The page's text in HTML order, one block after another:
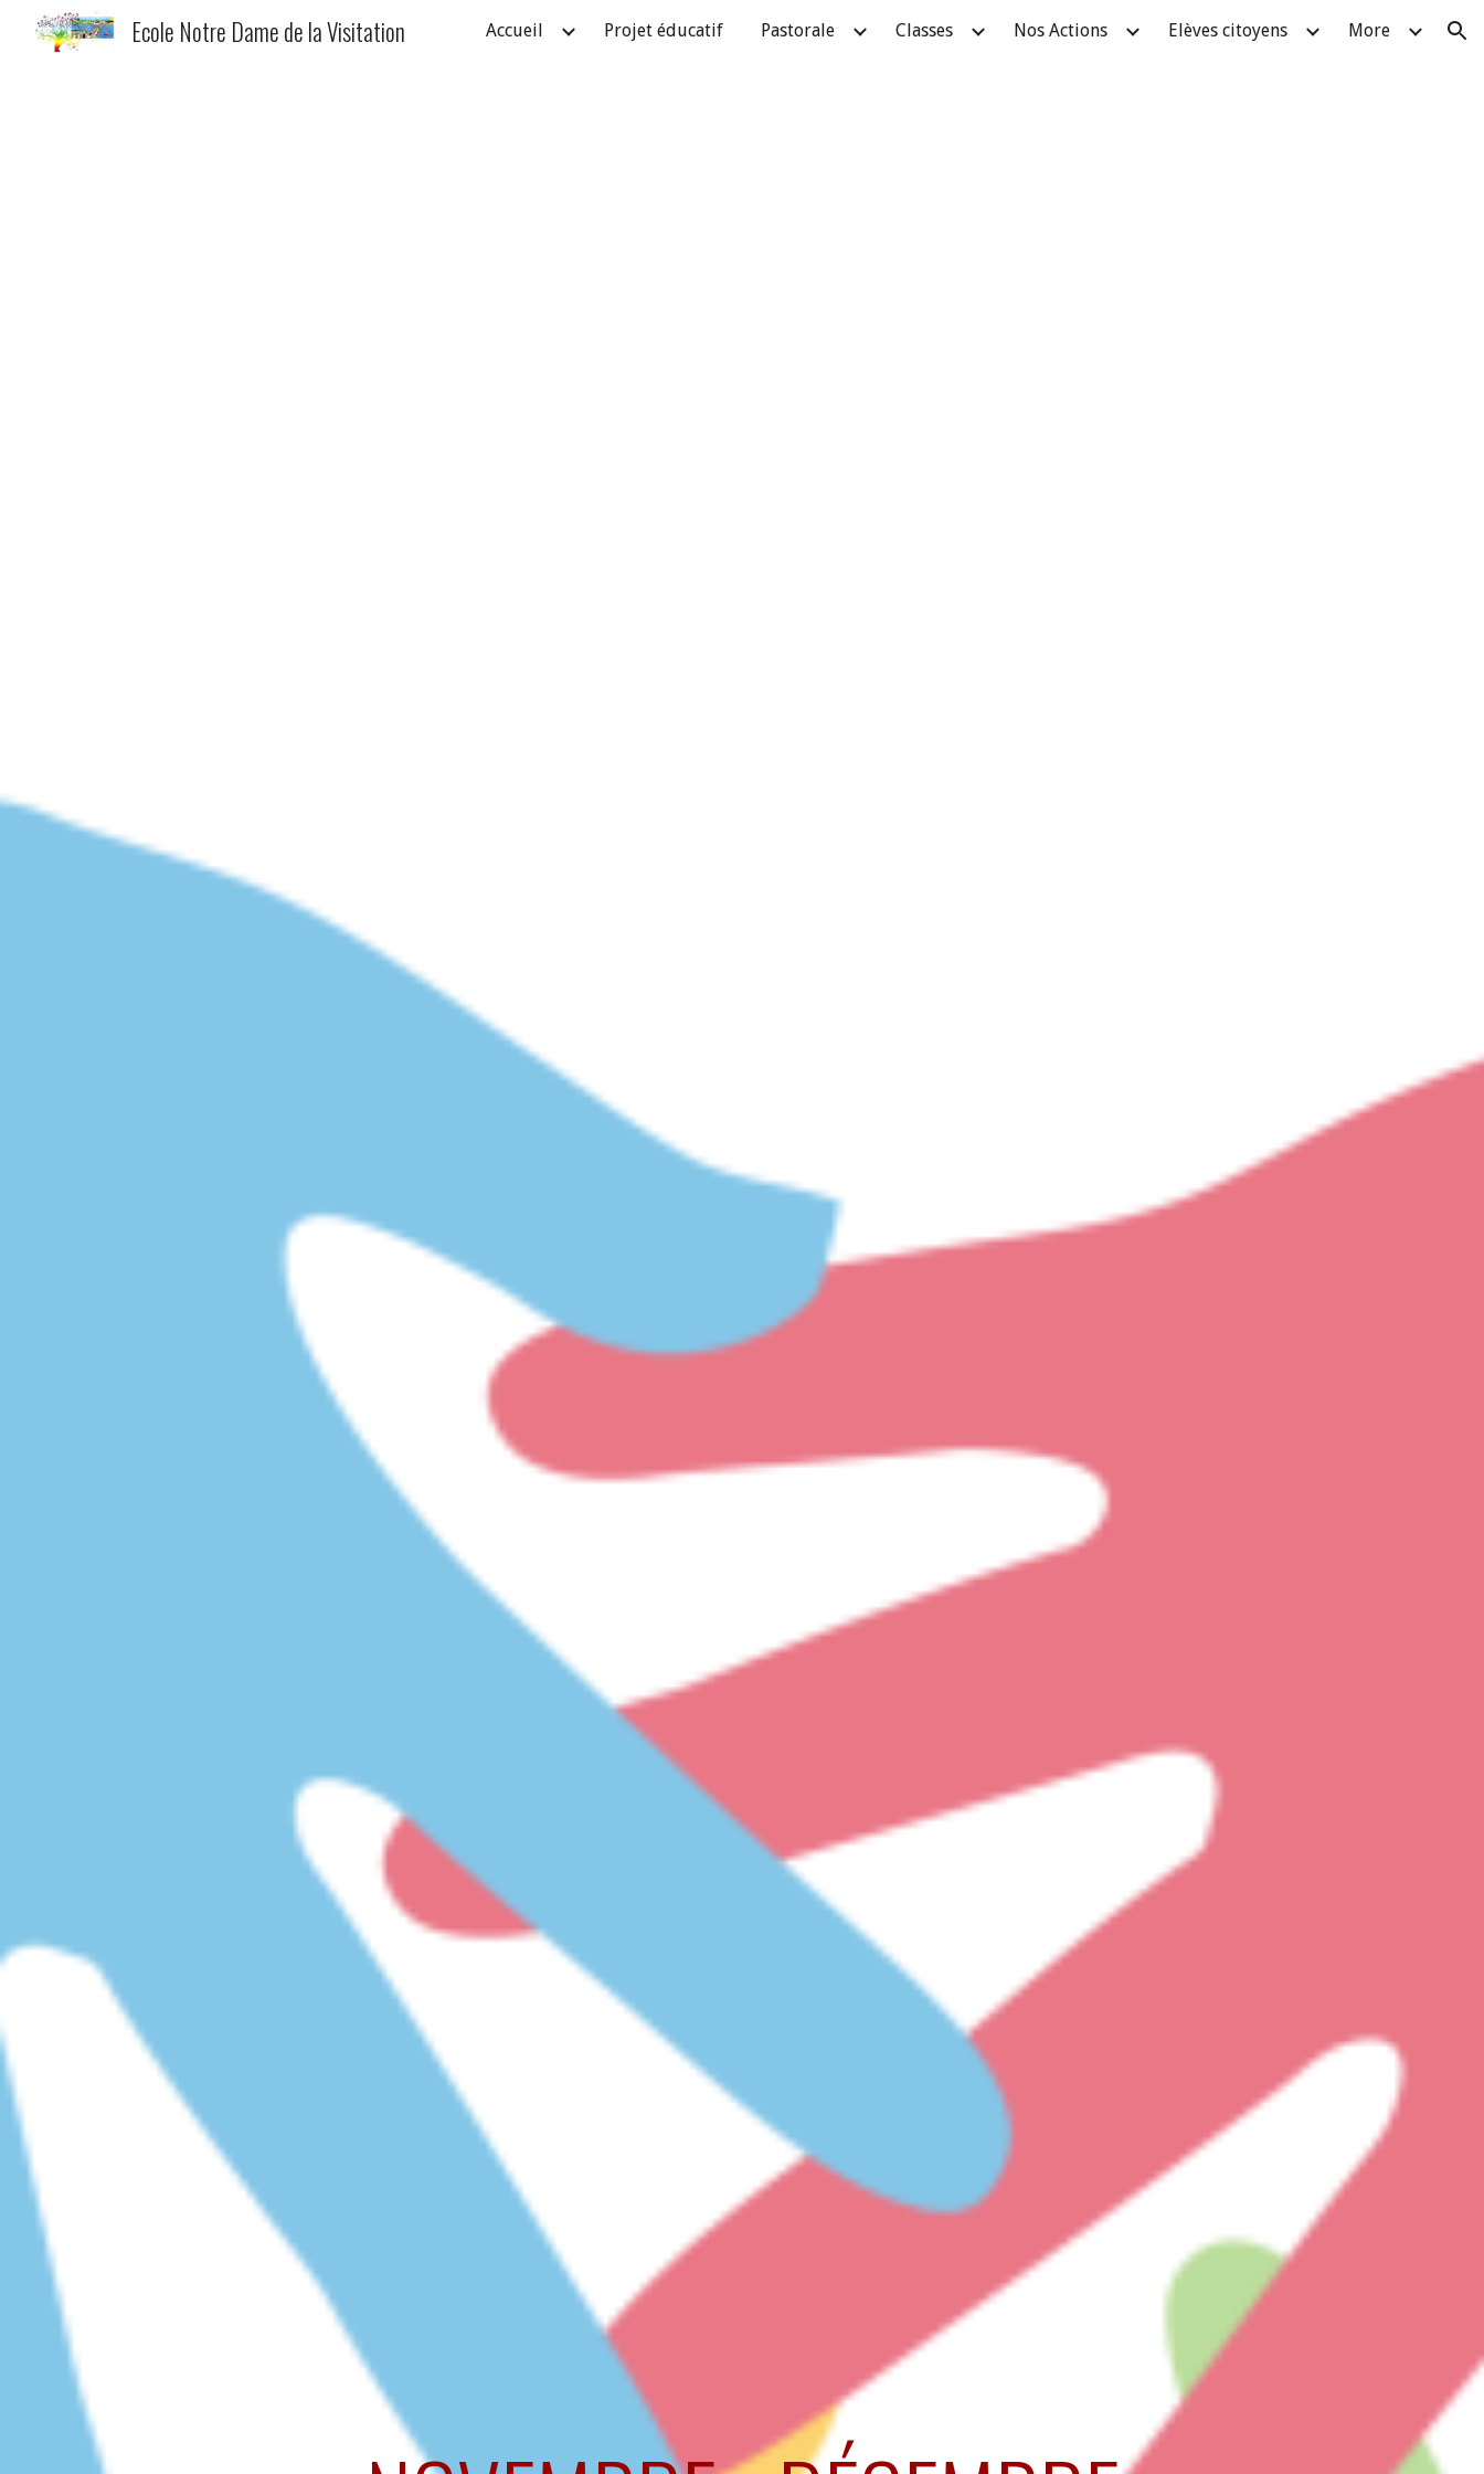
Skip to main content Skip to navigation
Ecole Notre Dame de la Visitation Accueil Projet éducatif Pastorale Classes Nos Actions Elèves citoyens More